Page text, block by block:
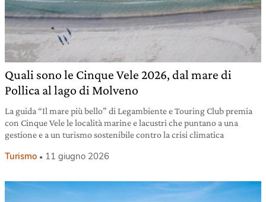
Quali sono le Cinque Vele 2026, dal mare di
Pollica al lago di Molveno
La guida “Il mare più bello” di Legambiente e Touring Club premia
con Cinque Vele le località marine e lacustri che puntano a una
gestione e a un turismo sostenibile contro la crisi climatica
Turismo 11 giugno 2026